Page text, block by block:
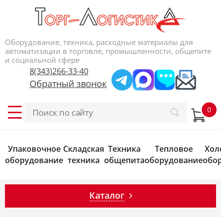
Оборудование, техника, расходные материалы для
автоматизации в торговле, промышленности, общепите
и социальной сфере
8(343)266-33-40
Обратный звонок
Упаковочное
оборудование
Складская
техника
Техника
общепита
Тепловое
оборудование
Каталог